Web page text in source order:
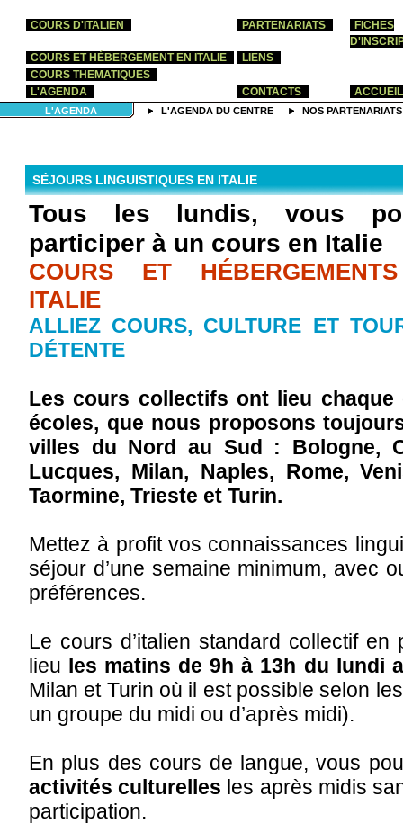
COURS D'ITALIEN PARTENARIATS
FICHES
COURS ET HÉBERGEMENT EN ITALIE
LIENS
COURS THEMATIQUES
L'AGENDA
CONTACTS ACCUEIL
L'AGENDA L'AGENDA DU CENTRE NOS PARTENARIATS
SÉJOURS LINGUISTIQUES EN ITALIE
Tous les lundis, vous
participer à un cours en Italie
COURS ET
ITALIE
ALLIEZ COURS, CULTURE ET
DÉTENTE
Les cours collectifs ont lieu chaque
écoles, que nous proposons
villes du Nord au Sud : Bologne,
Lucques, Milan, Naples, Rome,
Taormine, Trieste et Turin.
Mettez à profit vos connaissances
séjour d’une semaine minimum, avec
préférences.
Le cours d’italien standard collectif
lieu les matins de 9h à 13h du lundi
Milan et Turin où il est possible selon
un groupe du midi ou d’après midi).
En plus des cours de langue, vous
activités culturelles les après midis
participation.